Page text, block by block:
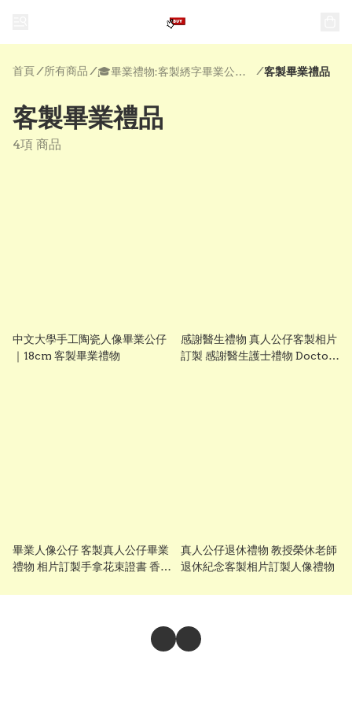
首頁/ 所有商品 / 🎓畢業禮物:客製綉字畢業公仔| 公仔畢業袍 | 畢業花 /客製畢業禮品
客製畢業禮品
4項 商品
中文大學手工陶瓷人像畢業公仔
｜18cm 客製畢業禮物
感謝醫生禮物 真人公仔客製相片
訂製 感謝醫生護士禮物 Doctor
畢業人像公仔 客製真人公仔畢業
禮物 相片訂製手拿花束證書 香港
真人公仔退休禮物 教授榮休老師
退休紀念客製相片訂製人像禮物